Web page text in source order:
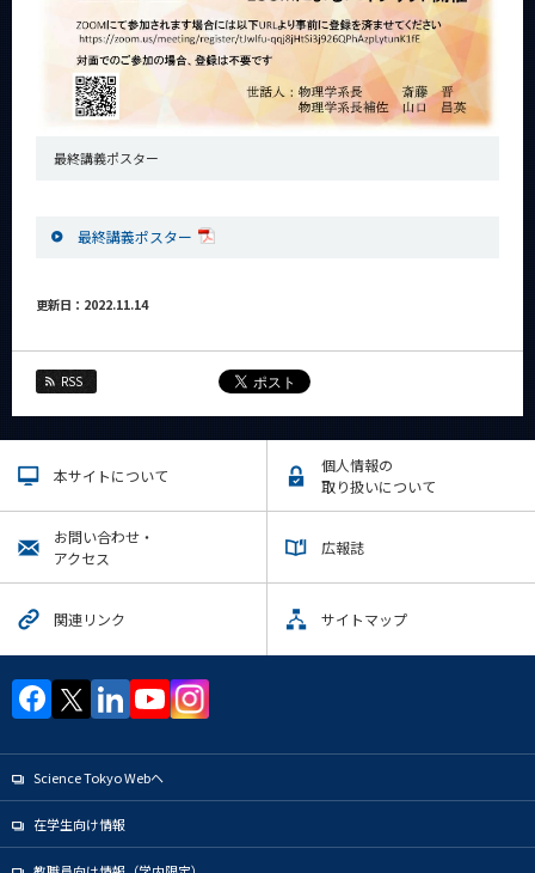
最終講義ポスター
最終講義ポスター
更新日：2022.11.14
RSS
本サイトについて
個人情報の
取り扱いについて
お問い合わせ・
アクセス
広報誌
関連リンク サイトマップ
Science Tokyo Webヘ
在学生向け情報